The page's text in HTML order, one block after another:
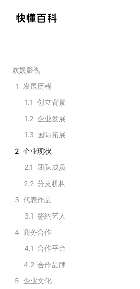
欢娱影视
1
发展历程
1.1
创立背景
1.2 企业发展
1.3 国际拓展
2 企业现状
2.1
团队成员
2.2 分支机构
3 代表作品
3.1 签约艺人
4 商务合作
4.1 合作平台
4.2 合作品牌
5 企业文化